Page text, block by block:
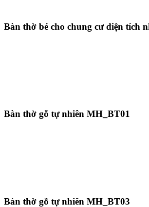
Bàn thờ bé cho chung cư diện tích
Bàn thờ gỗ tự nhiên MH_BT01
Bàn thờ gỗ tự nhiên MH_BT03